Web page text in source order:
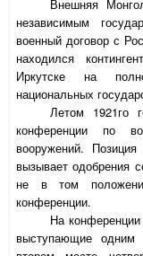
Внешняя
независимым
военный договор с
находился
Иркутске на
национальных
Летом 1921го
конференции по
вооружений.
вызывает одобрения
не в том
конференции.
На
выступающие одним